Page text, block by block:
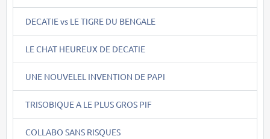
DECATIE vs LE TIGRE DU BENGALE
LE CHAT HEUREUX DE DECATIE
UNE NOUVELEL INVENTION DE PAPI
TRISOBIQUE A LE PLUS GROS PIF
COLLABO SANS RISQUES